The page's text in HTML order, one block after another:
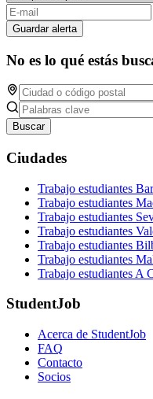
Guardar alerta
No es lo qué estás
Buscar
Ciudades
Trabajo estudiantes
Trabajo estudiantes
Trabajo estudiantes
Trabajo estudiantes
Trabajo estudiantes
Trabajo estudiantes
Trabajo estudiantes A
StudentJob
Acerca de StudentJob
FAQ
Contacto
Socios